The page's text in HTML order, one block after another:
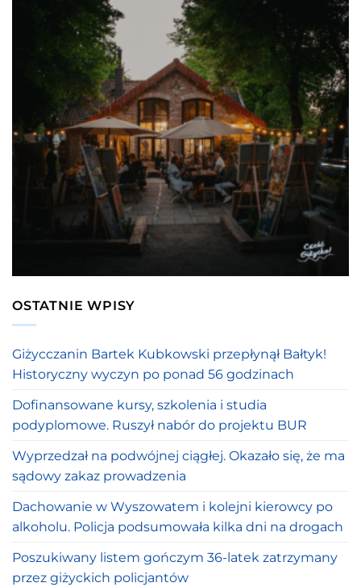
OSTATNIE WPISY
Giżycczanin Bartek Kubkowski przepłynął Bałtyk!
Historyczny wyczyn po ponad 56 godzinach
Dofinansowane kursy, szkolenia i studia
podyplomowe. Ruszył nabór do projektu BUR
Wyprzedzał na podwójnej ciągłej. Okazało się, że ma
sądowy zakaz prowadzenia
Dachowanie w Wyszowatem i kolejni kierowcy po
alkoholu. Policja podsumowała kilka dni na drogach
Poszukiwany listem gończym 36-latek zatrzymany
przez giżyckich policjantów